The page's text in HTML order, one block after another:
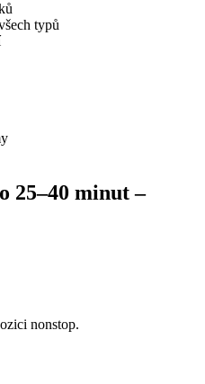
typů
25–40 minut–
nonstop.